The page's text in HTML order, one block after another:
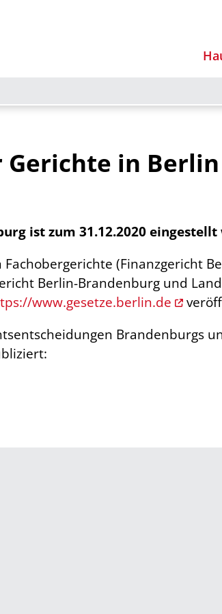
in
ist zum 31.12.2020
(Finanzgericht
Berlin-Brandenburg und
www.gesetze.berlin.de
Brandenburgs